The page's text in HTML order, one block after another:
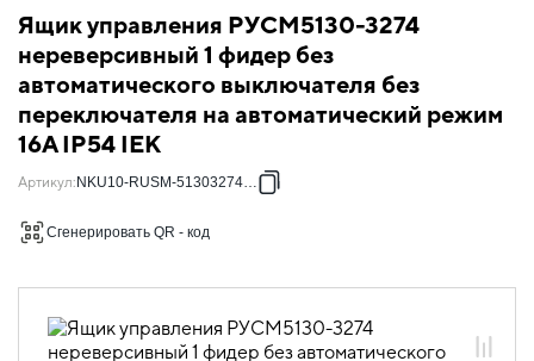
50. Типовые решения НКУ
50.10 Ящики управления
50.10.02 НКУ ящики управления
электродвигателями РУСМ5000
Ящик управления РУСМ5130-3274
нереверсивный 1 фидер без
автоматического выключателя без
переключателя на автоматический режим
16А IP54 IEK
Артикул: NKU10-RUSM-51303274-01
Сгенерировать QR - код